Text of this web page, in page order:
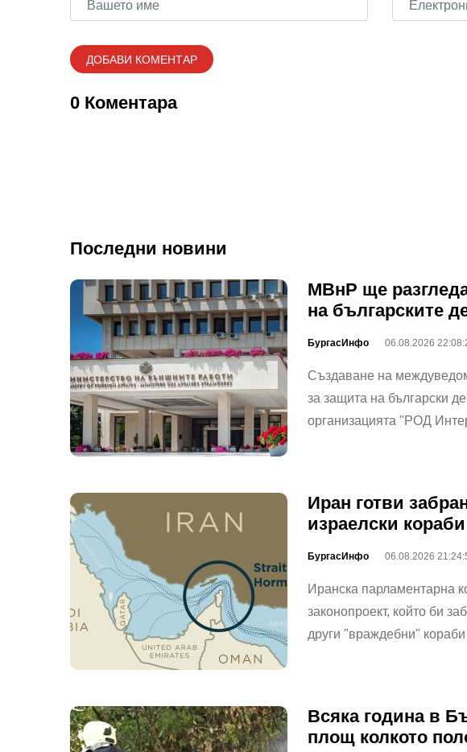
0 Коментара
Последни новини
МВнР ще
на българските
БургасИнфо 06.08.2026
Създаване на
за защита на български
организацията "РОД
Иран готви
израелски
БургасИнфо 06.08.2026
Иранска парламентарна
законопроект, който би
други "враждебни"
Всяка година в
площ колкото